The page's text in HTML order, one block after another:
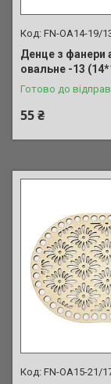
FN-OA14-19/
Денце з фанери
овальне -13
Готово до
55 ₴
FN-OA15-21/